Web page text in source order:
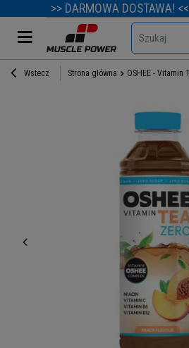
>> DARMOWA DOSTAWA! <<
Szukaj
Wstecz Strona główna OSHEE - Vitamin